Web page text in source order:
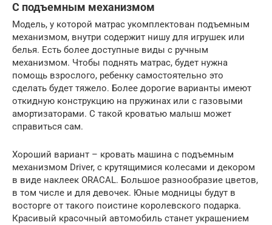
С подъемным механизмом
Модель, у которой матрас укомплектован подъемным
механизмом, внутри содержит нишу для игрушек или
белья. Есть более доступные виды с ручным
механизмом. Чтобы поднять матрас, будет нужна
помощь взрослого, ребенку самостоятельно это
сделать будет тяжело. Более дорогие варианты имеют
откидную конструкцию на пружинах или с газовыми
амортизаторами. С такой кроватью малыш может
справиться сам.
Хороший вариант – кровать машина с подъемным
механизмом Driver, с крутящимися колесами и декором
в виде наклеек ORACAL. Большое разнообразие цветов,
в том числе и для девочек. Юные модницы будут в
восторге от такого поистине королевского подарка.
Красивый красочный автомобиль станет украшением